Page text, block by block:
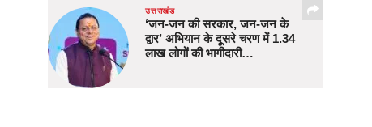
उत्तराखंड
‘जन-जन की सरकार, जन-जन के
द्वार’ अभियान के दूसरे चरण में 1.34
लाख लोगों की भागीदारी…